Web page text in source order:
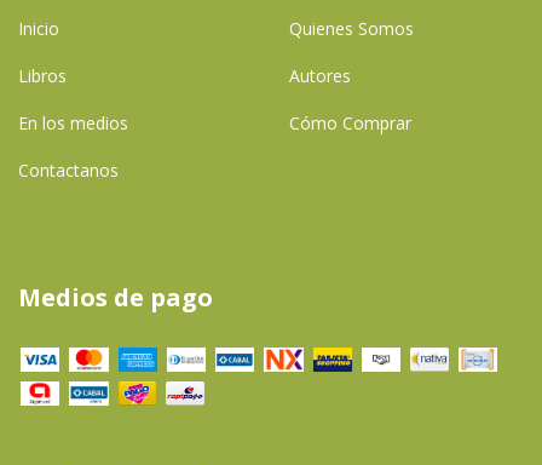
Inicio Quienes Somos
Libros Autores
En los medios Cómo Comprar
Contactanos
Medios de pago